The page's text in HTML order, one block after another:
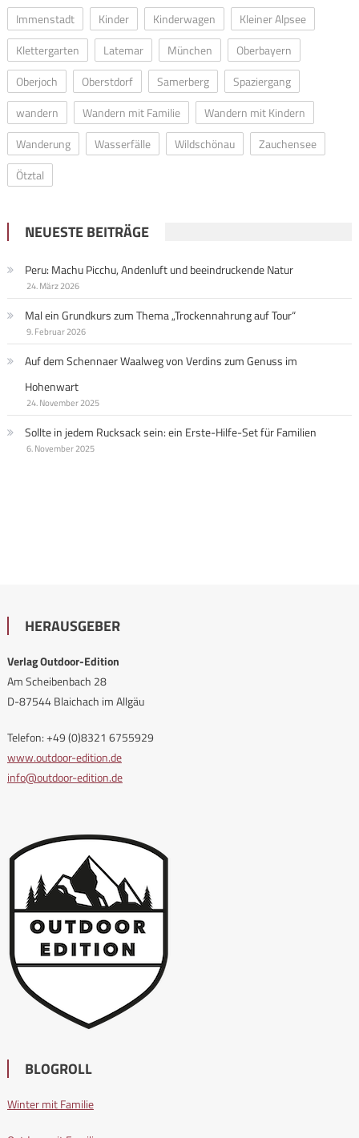
Immenstadt
Kinder Kinderwagen
Kleiner Alpsee
Klettergarten
Latemar München
Oberbayern
Oberjoch
Oberstdorf Samerberg
Spaziergang
wandern
Wandern mit Familie
Wandern mit Kindern
Wanderung
Wasserfälle Wildschönau
Zauchensee
Ötztal
NEUESTE BEITRÄGE
Peru: Machu Picchu, Andenluft und beeindruckende Natur
24. März 2026
Mal ein Grundkurs zum Thema „Trockennahrung auf Tour“
9. Februar 2026
Auf dem Schennaer Waalweg von Verdins zum Genuss im
Hohenwart
24. November 2025
Sollte in jedem Rucksack sein: ein Erste-Hilfe-Set für Familien
6. November 2025
HERAUSGEBER
Verlag Outdoor-Edition
Am Scheibenbach 28
D-87544 Blaichach im Allgäu
Telefon: +49 (0)8321 6755929
www.outdoor-edition.de
info@outdoor-edition.de
BLOGROLL
Winter mit Familie